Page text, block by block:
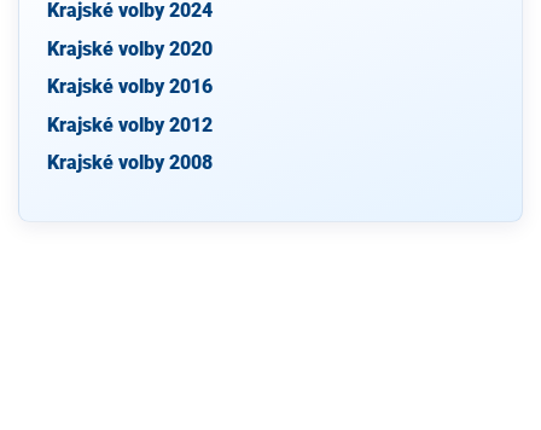
Krajské volby 2024
Krajské volby 2020
Krajské volby 2016
Krajské volby 2012
Krajské volby 2008